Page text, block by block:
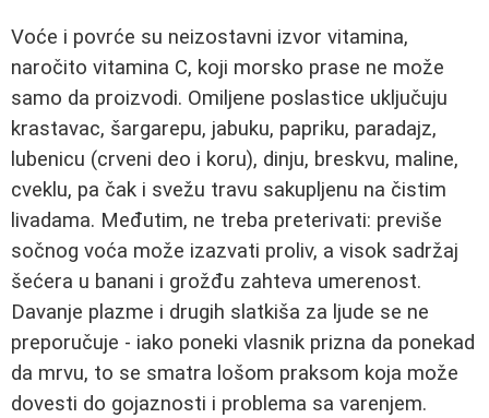
Voće i povrće su neizostavni izvor vitamina,
naročito vitamina C, koji morsko prase ne može
samo da proizvodi. Omiljene poslastice uključuju
krastavac, šargarepu, jabuku, papriku, paradajz,
lubenicu (crveni deo i koru), dinju, breskvu, maline,
cveklu, pa čak i svežu travu sakupljenu na čistim
livadama. Međutim, ne treba preterivati: previše
sočnog voća može izazvati proliv, a visok sadržaj
šećera u banani i grožđu zahteva umerenost.
Davanje plazme i drugih slatkiša za ljude se ne
preporučuje - iako poneki vlasnik prizna da ponekad
da mrvu, to se smatra lošom praksom koja može
dovesti do gojaznosti i problema sa varenjem.